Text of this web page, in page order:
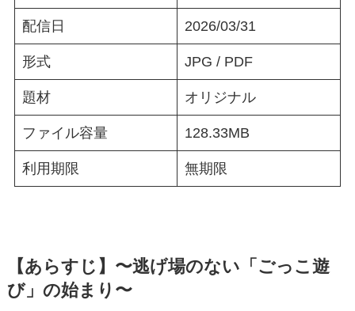
配信日 2026/03/31
形式 JPG / PDF
題材 オリジナル
ファイル容量 128.33MB
利用期限 無期限
【あらすじ】〜逃げ場のない「ごっこ遊
び」の始まり〜